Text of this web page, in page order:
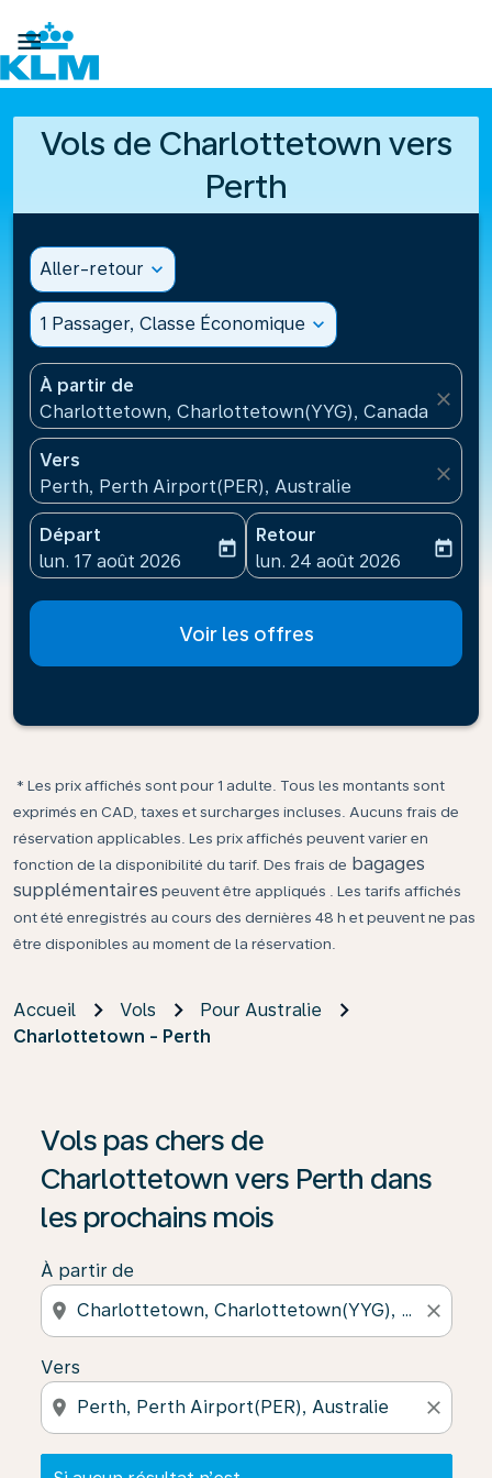

Vols de Charlottetown vers
Perth
Aller-retour expand_more
1 Passager, Classe Économique expand_more
À partir de
Charlottetown, Charlottetown(YYG), Canada
close
Vers
Perth, Perth Airport(PER), Australie
close
Départ
fc-booking-departure-date-aria-label
lun. 17 août 2026
today
Retour
fc-booking-return-date-
lun. 24 août 2026
today
Voir les offres
* Les prix affichés sont pour 1 adulte. Tous les montants sont
exprimés en CAD, taxes et surcharges incluses. Aucuns frais de
réservation applicables. Les prix affichés peuvent varier en
fonction de la disponibilité du tarif. Des frais de bagages
supplémentaires peuvent être appliqués . Les tarifs affichés
ont été enregistrés au cours des dernières 48 h et peuvent ne pas
être disponibles au moment de la réservation.
Accueil Vols
Pour Australie
Charlottetown - Perth
Vols pas chers de
Charlottetown vers Perth dans
les prochains mois
À partir de
location_on close
Vers
location_on close
Si aucun résultat n’est disponible, cliquez sur «